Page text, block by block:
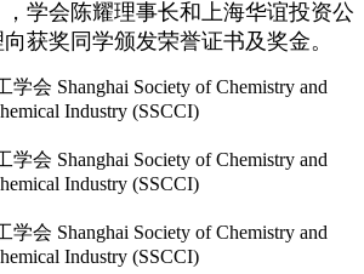
学会陈耀理事长和上海华谊投资公
获奖同学颁发荣誉证书及奖金。